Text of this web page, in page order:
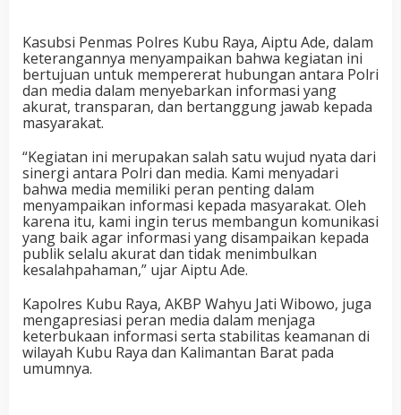
Kasubsi Penmas Polres Kubu Raya, Aiptu Ade, dalam
keterangannya menyampaikan bahwa kegiatan ini
bertujuan untuk mempererat hubungan antara Polri
dan media dalam menyebarkan informasi yang
akurat, transparan, dan bertanggung jawab kepada
masyarakat.
“Kegiatan ini merupakan salah satu wujud nyata dari
sinergi antara Polri dan media. Kami menyadari
bahwa media memiliki peran penting dalam
menyampaikan informasi kepada masyarakat. Oleh
karena itu, kami ingin terus membangun komunikasi
yang baik agar informasi yang disampaikan kepada
publik selalu akurat dan tidak menimbulkan
kesalahpahaman,” ujar Aiptu Ade.
Kapolres Kubu Raya, AKBP Wahyu Jati Wibowo, juga
mengapresiasi peran media dalam menjaga
keterbukaan informasi serta stabilitas keamanan di
wilayah Kubu Raya dan Kalimantan Barat pada
umumnya.